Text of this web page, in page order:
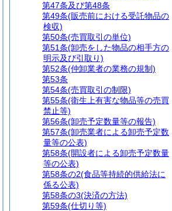
第47条及び第48条
第49条(販売前における受託物品の
検収)
第50条(売買取引の単位)
第51条(卸売をした物品の相手方の
明示及び引取り)
第52条(仲卸業者の業務の規制)
第53条
第54条(売買取引の制限)
第55条(衛生上有害な物品等の売買
禁止等)
第56条(卸売予定数量等の報告)
第57条(卸売業者による卸売予定数
量等の公表)
第58条(開設者による卸売予定数量
等の公表)
第58条の2(食品等持続的供給法に
係る公表)
第58条の3(決済の方法)
第59条(仕切り等)